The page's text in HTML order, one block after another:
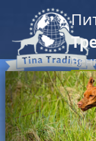
введите текст для